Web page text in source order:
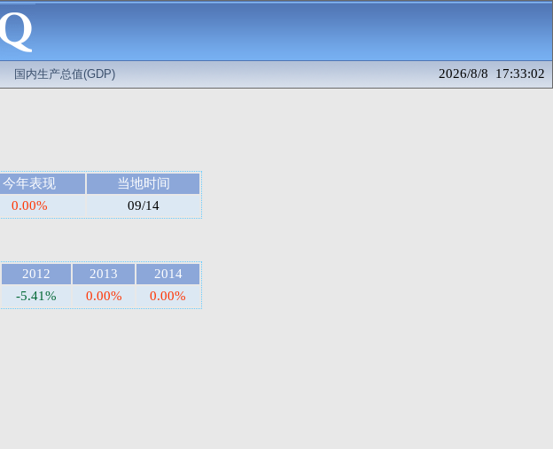
国内生产总值(GDP) 2026/8/8 17:33:02
今年表现
当地时间
0.00% 09/14
2012 2013
2014
-5.41% 0.00% 0.00%